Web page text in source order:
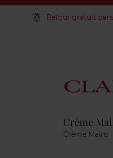
Retour gratuit
Crème
Crème Mains